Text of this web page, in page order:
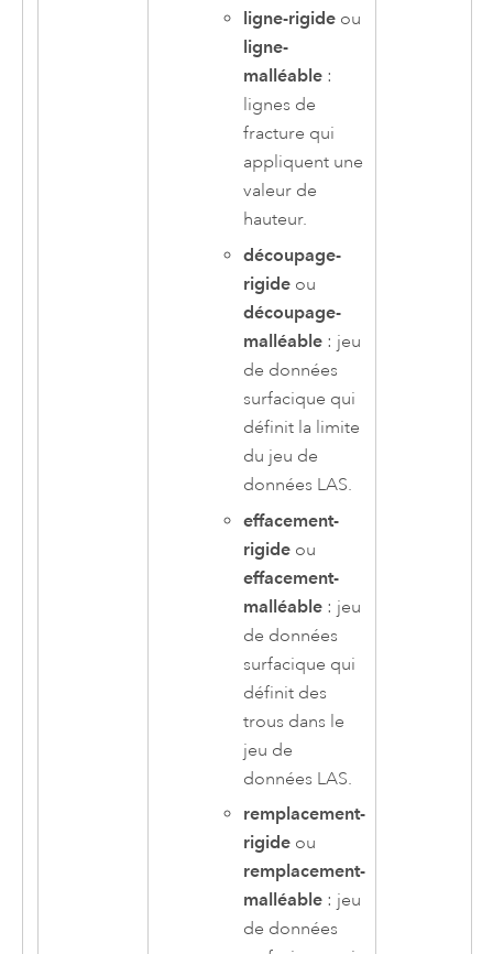
ligne-rigide ou
ligne-
malléable :
lignes de
fracture qui
appliquent une
valeur de
hauteur.
découpage-
rigide ou
découpage-
malléable : jeu
de données
surfacique qui
définit la limite
du jeu de
données LAS.
effacement-
rigide ou
effacement-
malléable : jeu
de données
surfacique qui
définit des
trous dans le
jeu de
données LAS.
remplacement-
rigide ou
remplacement-
malléable : jeu
de données